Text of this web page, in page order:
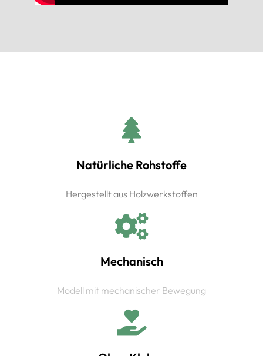
Natürliche Rohstoffe
Hergestellt aus Holzwerkstoffen
Mechanisch
Modell mit mechanischer Bewegung